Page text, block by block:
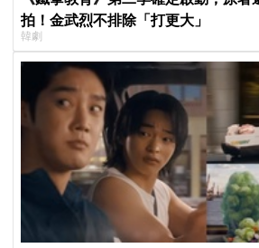
拍！金武烈不排除「打更大」
韓劇